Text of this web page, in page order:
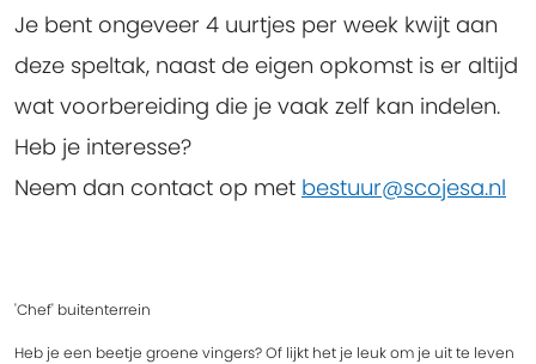
Je bent ongeveer 4 uurtjes per week kwijt aan
deze speltak, naast de eigen opkomst is er altijd
wat voorbereiding die je vaak zelf kan indelen.
Heb je interesse?
Neem dan contact op met bestuur@scojesa.nl
'Chef' buitenterrein
Heb je een beetje groene vingers? Of lijkt het je leuk om je uit te leven